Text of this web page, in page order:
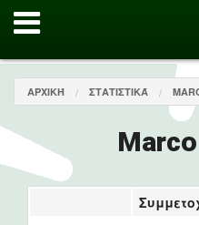
ΑΡΧΙΚΉ ΣΤΑΤΙΣΤΙΚΆ